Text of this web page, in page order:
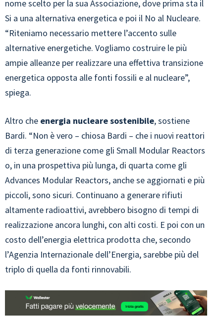
nome scelto per la sua Associazione, dove prima sta il
Si a una alternativa energetica e poi il No al Nucleare.
“Riteniamo necessario mettere l’accento sulle
alternative energetiche. Vogliamo costruire le più
ampie alleanze per realizzare una effettiva transizione
energetica opposta alle fonti fossili e al nucleare”,
spiega.
Altro che energia nucleare sostenibile, sostiene
Bardi. “Non è vero – chiosa Bardi – che i nuovi reattori
di terza generazione come gli Small Modular Reactors
o, in una prospettiva più lunga, di quarta come gli
Advances Modular Reactors, anche se aggiornati e più
piccoli, sono sicuri. Continuano a generare rifiuti
altamente radioattivi, avrebbero bisogno di tempi di
realizzazione ancora lunghi, con alti costi. E poi con un
costo dell’energia elettrica prodotta che, secondo
l’Agenzia Internazionale dell’Energia, sarebbe più del
triplo di quella da fonti rinnovabili.